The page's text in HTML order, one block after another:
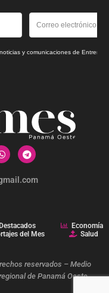
y comunicaciones de
Destacados
Economía
del Mes
Salud
reservados – Medio
de Panamá Oeste.